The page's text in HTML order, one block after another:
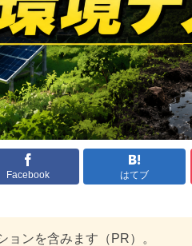
Facebook はてブ
ンを含みます（PR）。